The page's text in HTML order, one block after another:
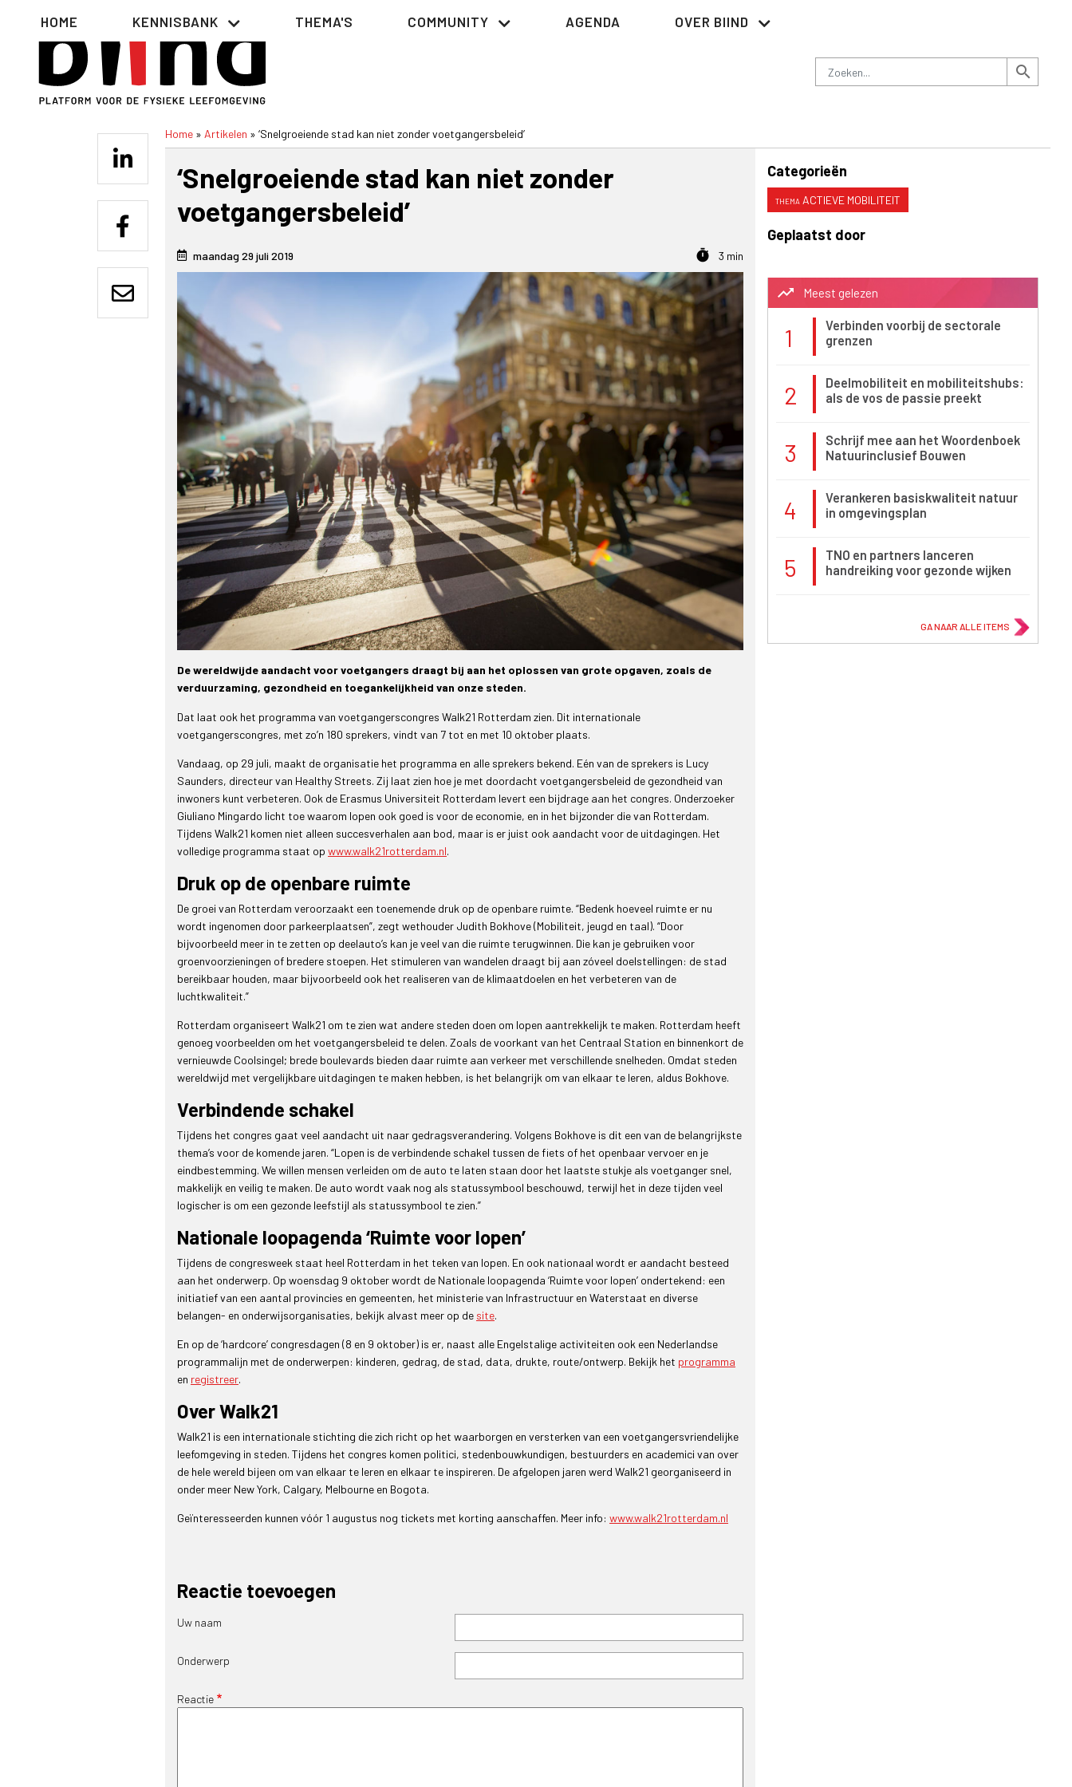
Zoeken search
Hoofdnavigatie
HOME KENNISBANK THEMA'S COMMUNITY AGENDA OVER BIIND
Home Artikelen ‘Snelgroeiende stad kan niet zonder voetgangersbeleid’
‘Snelgroeiende stad kan niet zonder
voetgangersbeleid’
maandag 29 juli 2019 timer 3 min
De wereldwijde aandacht voor voetgangers draagt bij aan het oplossen van grote opgaven, zoals de
verduurzaming, gezondheid en toegankelijkheid van onze steden.
Dat laat ook het programma van voetgangerscongres Walk21 Rotterdam zien. Dit internationale
voetgangerscongres, met zo’n 180 sprekers, vindt van 7 tot en met 10 oktober plaats.
Vandaag, op 29 juli, maakt de organisatie het programma en alle sprekers bekend. Eén van de sprekers is Lucy
Saunders, directeur van Healthy Streets. Zij laat zien hoe je met doordacht voetgangersbeleid de gezondheid van
inwoners kunt verbeteren. Ook de Erasmus Universiteit Rotterdam levert een bijdrage aan het congres. Onderzoeker
Giuliano Mingardo licht toe waarom lopen ook goed is voor de economie, en in het bijzonder die van Rotterdam.
Tijdens Walk21 komen niet alleen succesverhalen aan bod, maar is er juist ook aandacht voor de uitdagingen. Het
volledige programma staat op www.walk21rotterdam.nl.
Druk op de openbare ruimte
De groei van Rotterdam veroorzaakt een toenemende druk op de openbare ruimte. “Bedenk hoeveel ruimte er nu
wordt ingenomen door parkeerplaatsen”, zegt wethouder Judith Bokhove (Mobiliteit, jeugd en taal). “Door
bijvoorbeeld meer in te zetten op deelauto’s kan je veel van die ruimte terugwinnen. Die kan je gebruiken voor
groenvoorzieningen of bredere stoepen. Het stimuleren van wandelen draagt bij aan zóveel doelstellingen: de stad
bereikbaar houden, maar bijvoorbeeld ook het realiseren van de klimaatdoelen en het verbeteren van de
luchtkwaliteit.”
Rotterdam organiseert Walk21 om te zien wat andere steden doen om lopen aantrekkelijk te maken. Rotterdam heeft
genoeg voorbeelden om het voetgangersbeleid te delen. Zoals de voorkant van het Centraal Station en binnenkort de
vernieuwde Coolsingel; brede boulevards bieden daar ruimte aan verkeer met verschillende snelheden. Omdat steden
wereldwijd met vergelijkbare uitdagingen te maken hebben, is het belangrijk om van elkaar te leren, aldus Bokhove.
Verbindende schakel
Tijdens het congres gaat veel aandacht uit naar gedragsverandering. Volgens Bokhove is dit een van de belangrijkste
thema’s voor de komende jaren. “Lopen is de verbindende schakel tussen de fiets of het openbaar vervoer en je
eindbestemming. We willen mensen verleiden om de auto te laten staan door het laatste stukje als voetganger snel,
makkelijk en veilig te maken. De auto wordt vaak nog als statussymbool beschouwd, terwijl het in deze tijden veel
logischer is om een gezonde leefstijl als statussymbool te zien.”
Nationale loopagenda ‘Ruimte voor lopen’
Tijdens de congresweek staat heel Rotterdam in het teken van lopen. En ook nationaal wordt er aandacht besteed
aan het onderwerp. Op woensdag 9 oktober wordt de Nationale loopagenda ‘Ruimte voor lopen’ ondertekend: een
initiatief van een aantal provincies en gemeenten, het ministerie van Infrastructuur en Waterstaat en diverse
belangen- en onderwijsorganisaties, bekijk alvast meer op de site.
En op de ‘hardcore’ congresdagen (8 en 9 oktober) is er, naast alle Engelstalige activiteiten ook een Nederlandse
programmalijn met de onderwerpen: kinderen, gedrag, de stad, data, drukte, route/ontwerp. Bekijk het programma
en registreer.
Over Walk21
Walk21 is een internationale stichting die zich richt op het waarborgen en versterken van een voetgangersvriendelijke
leefomgeving in steden. Tijdens het congres komen politici, stedenbouwkundigen, bestuurders en academici van over
de hele wereld bijeen om van elkaar te leren en elkaar te inspireren. De afgelopen jaren werd Walk21 georganiseerd in
onder meer New York, Calgary, Melbourne en Bogota.
Geïnteresseerden kunnen vóór 1 augustus nog tickets met korting aanschaffen. Meer info: www.walk21rotterdam.nl
Reactie toevoegen
Uw naam
Onderwerp
Reactie
Categorieën
ACTIEVE MOBILITEIT
Geplaatst door
trending_up Meest gelezen
1
Verbinden voorbij de sectorale
grenzen
2
Deelmobiliteit en mobiliteitshubs:
als de vos de passie preekt
3
Schrijf mee aan het Woordenboek
Natuurinclusief Bouwen
4
Verankeren basiskwaliteit natuur
in omgevingsplan
5
TNO en partners lanceren
handreiking voor gezonde wijken
GA NAAR ALLE ITEMS